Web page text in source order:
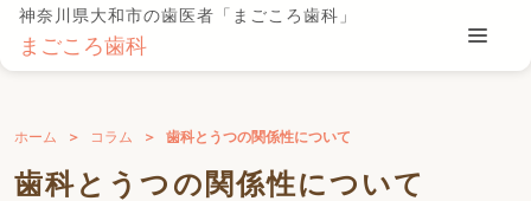
神奈川県大和市の歯医者「まごころ歯科」
まごころ歯科
ホーム コラム 歯科とうつの関係性について
歯科とうつの関係性について